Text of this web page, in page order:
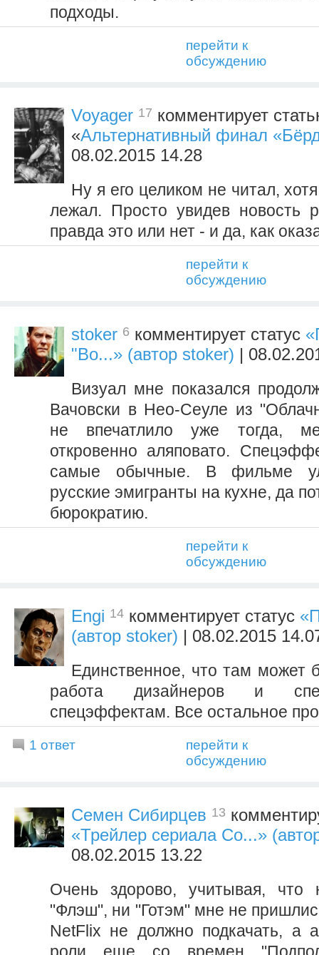
подходы.
перейти к
обсуждению
Voyager 17 комментирует
«Альтернативный финал
08.02.2015 14.28
Ну я его целиком не читал,
лежал. Просто увидев новость
правда это или нет - и да, как
перейти к
обсуждению
stoker 6 комментирует статус
"Во...» (автор stoker) |
Визуал мне показался
Вачовски в Нео-Сеуле из
не впечатлило уже тогда,
откровенно аляповато.
самые обычные. В фильме
русские эмигранты на кухне, да
бюрократию.
перейти к
обсуждению
Engi 14 комментирует статус
(автор stoker) | 08.02.2015
Единственное, что там может
работа дизайнеров и
спецэффектам. Все остальное
1 ответ
перейти к
обсуждению
Семен Сибирцев 13
«Трейлер сериала Со...»
08.02.2015 13.22
Очень здорово, учитывая, что
"Флэш", ни "Готэм" мне не
NetFlix не должно подкачать, а